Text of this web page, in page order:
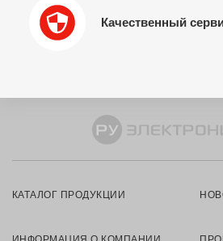
Качественный
КАТАЛОГ ПРОДУКЦИИ